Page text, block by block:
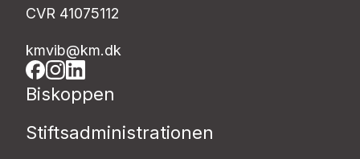
CVR 41075112
kmvib@km.dk
Biskoppen
Stiftsadministrationen